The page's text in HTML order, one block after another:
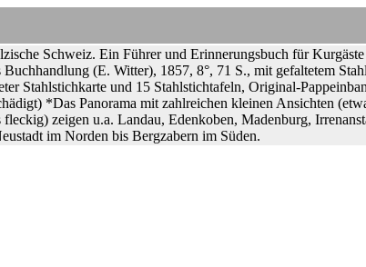
Schweiz. Ein Führer und Erinnerungsbuch für
(E. Witter), 1857, 8°, 71 S., mit gefaltetem
Stahlstichkarte und 15 Stahlstichtafeln, Original-
*Das Panorama mit zahlreichen kleinen Ansichten
zeigen u.a. Landau, Edenkoben, Madenburg,
im Norden bis Bergzabern im Süden.